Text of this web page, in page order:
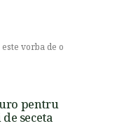
vorba de o
pentru
seceta